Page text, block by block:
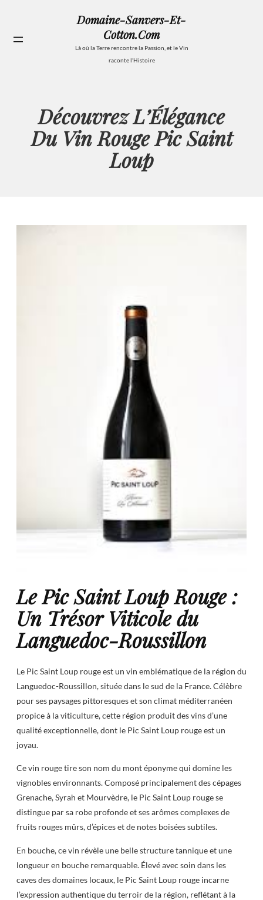
contenu
Domaine-Sanvers-Et-
Cotton.com
Là où la Terre rencontre la Passion, et le Vin
raconte l'Histoire
Découvrez L’Élégance
Du Vin Rouge Pic Saint
Loup
Le Pic Saint Loup Rouge :
Un Trésor Viticole du
Languedoc-Roussillon
Le Pic Saint Loup rouge est un vin emblématique de la région du
Languedoc-Roussillon, située dans le sud de la France. Célèbre
pour ses paysages pittoresques et son climat méditerranéen
propice à la viticulture, cette région produit des vins d’une
qualité exceptionnelle, dont le Pic Saint Loup rouge est un
joyau.
Ce vin rouge tire son nom du mont éponyme qui domine les
vignobles environnants. Composé principalement des cépages
Grenache, Syrah et Mourvèdre, le Pic Saint Loup rouge se
distingue par sa robe profonde et ses arômes complexes de
fruits rouges mûrs, d’épices et de notes boisées subtiles.
En bouche, ce vin révèle une belle structure tannique et une
longueur en bouche remarquable. Élevé avec soin dans les
caves des domaines locaux, le Pic Saint Loup rouge incarne
l’expression authentique du terroir de la région, reflétant à la